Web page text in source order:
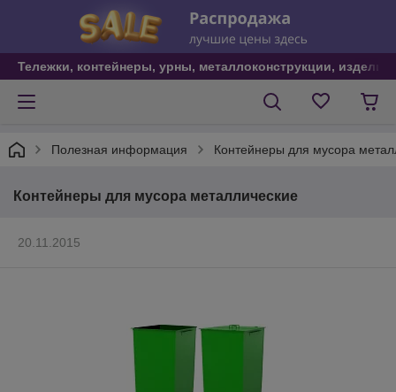
Тележки, контейнеры, урны, металлоконструкции,
Полезная информация Контейнеры для мусора
Контейнеры для мусора металлические
20.11.2015